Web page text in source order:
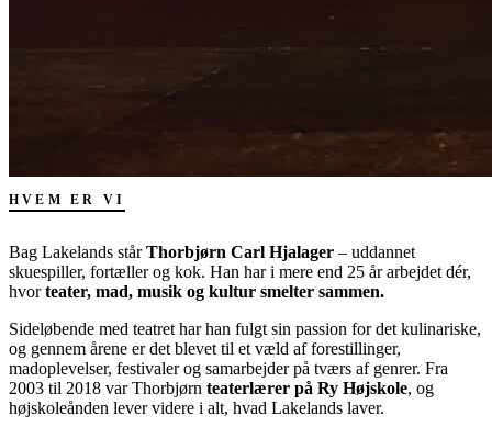
HVEM ER VI
Bag Lakelands stårThorbjørn Carl Hjalager – uddannet
skuespiller, fortæller og kok. Han har i mere end 25 år arbejdet dér,
hvorteater, mad, musik og kultur smelter sammen.
Sideløbende med teatret har han fulgt sin passion for det kulinariske,
og gennem årene er det blevet til et væld af forestillinger,
madoplevelser, festivaler og samarbejder på tværs af genrer. Fra
2003 til 2018 var Thorbjørn teaterlærer på Ry Højskole, og
højskoleånden lever videre i alt, hvad Lakelands laver.